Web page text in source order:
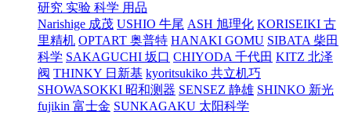
研究 实验 科学 用品
Narishige 成茂 USHIO 牛尾 ASH 旭理化 KORISEIKI 古
里精机 OPTART 奥普特 HANAKI GOMU SIBATA 柴田
科学 SAKAGUCHI 坂口 CHIYODA 千代田 KITZ 北泽
阀 THINKY 日新基 kyoritsukiko 共立机巧
SHOWASOKKI 昭和测器 SENSEZ 静雄 SHINKO 新光
fujikin 富士金 SUNKAGAKU 太阳科学